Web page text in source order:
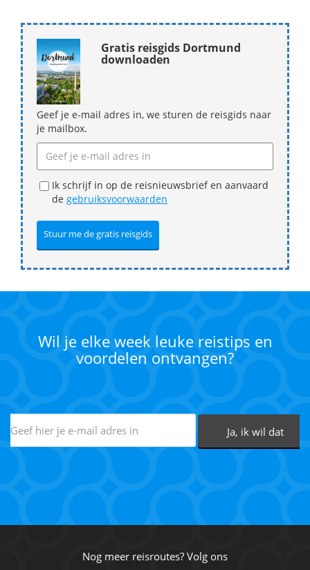
Gratis reisgids Dortmund
downloaden
Geef je e-mail adres in, we sturen de reisgids naar
je mailbox.
Ik schrijf in op de reisnieuwsbrief en aanvaard
de gebruiksvoorwaarden
Wil je elke week leuke reistips en
voordelen ontvangen?
Nog meer reisroutes? Volg ons